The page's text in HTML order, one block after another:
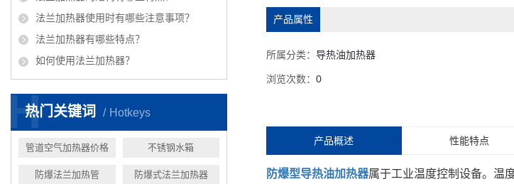
法兰加热器使用时有哪些注意事项？
法兰加热器有哪些特点？
如何使用法兰加热器？
热门关键词 Hotkeys
H
管道空气加热器价格 不锈钢水箱
防爆法兰加热管 防爆式法兰加热器
产品属性
所属分类： 导热油加热器
浏览次数： 0
产品概述 性能特点
防爆型导热油加热器属于工业温度控制设备。温